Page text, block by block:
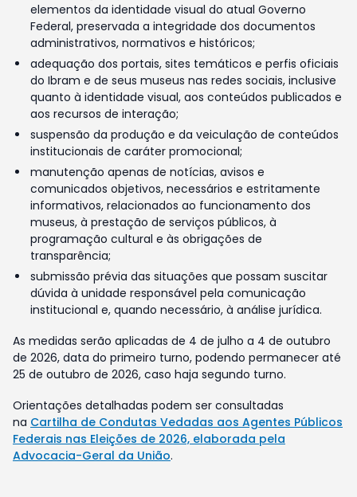
elementos da identidade visual do atual Governo
Federal, preservada a integridade dos documentos
administrativos, normativos e históricos;
adequação dos portais, sites temáticos e perfis oficiais
do Ibram e de seus museus nas redes sociais, inclusive
quanto à identidade visual, aos conteúdos publicados e
aos recursos de interação;
suspensão da produção e da veiculação de conteúdos
institucionais de caráter promocional;
manutenção apenas de notícias, avisos e
comunicados objetivos, necessários e estritamente
informativos, relacionados ao funcionamento dos
museus, à prestação de serviços públicos, à
programação cultural e às obrigações de
transparência;
submissão prévia das situações que possam suscitar
dúvida à unidade responsável pela comunicação
institucional e, quando necessário, à análise jurídica.
As medidas serão aplicadas de 4 de julho a 4 de outubro
de 2026, data do primeiro turno, podendo permanecer até
25 de outubro de 2026, caso haja segundo turno.
Orientações detalhadas podem ser consultadas
na Cartilha de Condutas Vedadas aos Agentes Públicos
Federais nas Eleições de 2026, elaborada pela
Advocacia-Geral da União.